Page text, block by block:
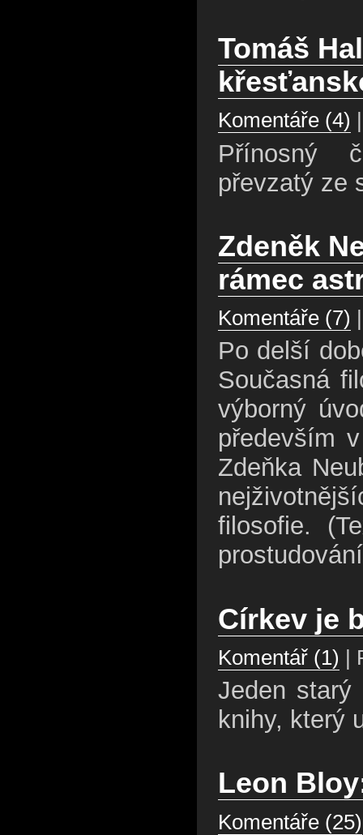
Tomáš
Komentáře (4)
Přínosný
převzatý ze
Zdeněk
rámec
Komentáře (7)
Po delší
Současná
výborný
především
Zdeňka
filosofie.
Církev je
Komentář (1) |
Jeden
knihy, který
Leon
Komentáře (25)